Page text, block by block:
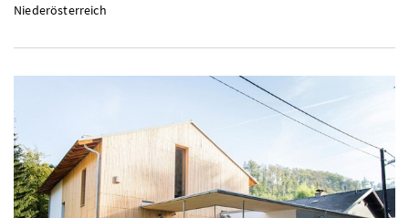
Niederösterreich